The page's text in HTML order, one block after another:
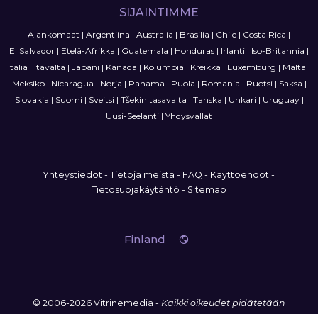
SIJAINTIMME
Alankomaat | Argentiina | Australia | Brasilia | Chile | Costa Rica |
El Salvador | Etelä-Afrikka | Guatemala | Honduras | Irlanti | Iso-Britannia |
Italia | Itävalta | Japani | Kanada | Kolumbia | Kreikka | Luxemburg | Malta |
Meksiko| Nicaragua | Norja | Panama | Puola | Romania | Ruotsi | Saksa |
Slovakia | Suomi | Sveitsi | Tšekin tasavalta | Tanska | Unkari | Uruguay|
Uusi-Seelanti | Yhdysvallat
Yhteystiedot - Tietoja meistä - FAQ - Käyttöehdot -
Tietosuojakäytäntö - Sitemap
Finland
© 2006-2026 Vitrinemedia - Kaikki oikeudet pidätetään